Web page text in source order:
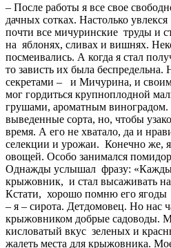
– После работы я все свое
дачных сотках. Настолько
почти все мичуринские труды и
на яблонях, сливах и вишнях.
посмеивались. А когда я стал
то зависть их была беспредельна.
секретами – и Мичурина, и
мог гордиться крупноплодной
грушами, ароматным
выведенные сорта, но, чтобы
время. А его не хватало, да и
селекции и урожаи. Конечно же,
овощей. Особо занимался
Однажды услышал фразу:
крыжовник, и стал высаживать на
Кстати, хорошо помню его ягоды
– я – сирота. Детдомовец. Но нас
крыжовником добрые садоводы.
кисловатый вкус зеленых и
жалеть места для крыжовника.